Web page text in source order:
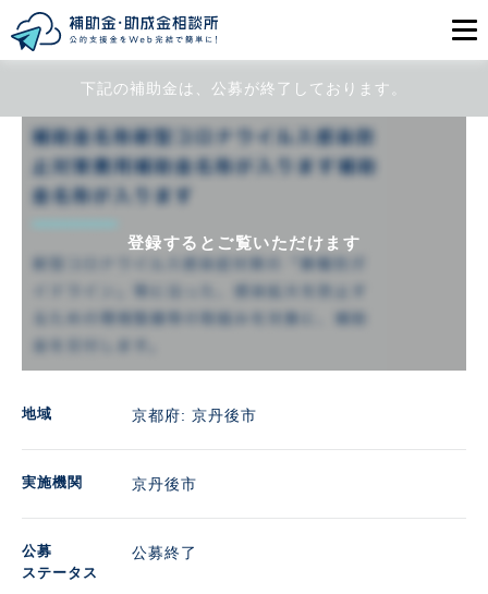
目的から探す
エリアから探す
会員登録 ログイン
下記の補助金は、公募が終了しております。
登録するとご覧いただけます
地域 京都府: 京丹後市
実施機関 京丹後市
公募
ステータス
公募終了